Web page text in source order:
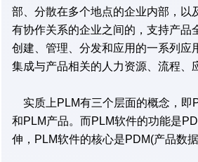
部、分散在多个地点的企业内部，以
有协作关系的企业之间的，支持产品
创建、管理、分发和应用的一系列应
集成与产品相关的人力资源、流程、
实质上PLM有三个层面的概念，即
和PLM产品。而PLM软件的功能是
伸，PLM软件的核心是PDM(产品数据